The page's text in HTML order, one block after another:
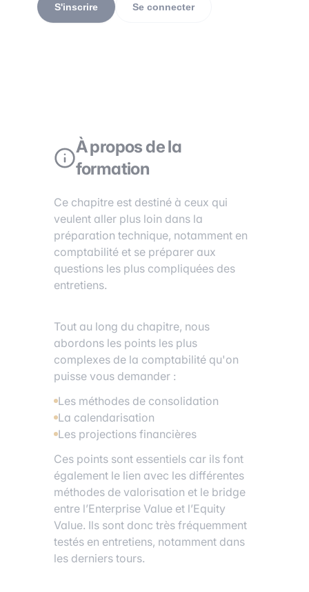
S'inscrire Se connecter
À propos de la
formation
Ce chapitre est destiné à ceux qui
veulent aller plus loin dans la
préparation technique, notamment en
comptabilité et se préparer aux
questions les plus compliquées des
entretiens.
Tout au long du chapitre, nous
abordons les points les plus
complexes de la comptabilité qu'on
puisse vous demander :
Les méthodes de consolidation
La calendarisation
Les projections financières
Ces points sont essentiels car ils font
également le lien avec les différentes
méthodes de valorisation et le bridge
entre l’Enterprise Value et l’Equity
Value. Ils sont donc très fréquemment
testés en entretiens, notamment dans
les derniers tours.